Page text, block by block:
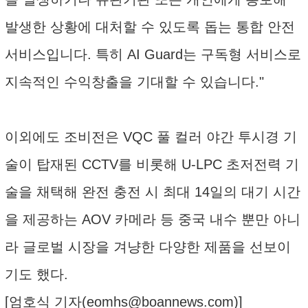
발생한 상황에 대처할 수 있도록 돕는 통합 안전
서비스입니다. 특히 AI Guard는 구독형 서비스로
지속적인 수익창출을 기대할 수 있습니다."
이외에도 조비전은 VQC 풀 컬러 야간 투시경 기
술이 탑재된 CCTV를 비롯해 U-LPC 초저전력 기
술을 채택해 완전 충전 시 최대 14일의 대기 시간
을 제공하는 AOV 카메라 등 중국 내수 뿐만 아니
라 글로벌 시장을 겨냥한 다양한 제품을 선보이
기도 했다.
[엄호식 기자(eomhs@boannews.com)]